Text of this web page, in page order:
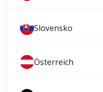
Slovensko
Österreich